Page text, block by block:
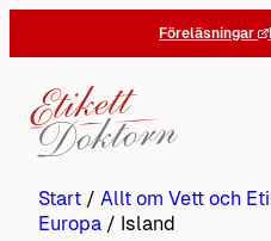
Föreläsningar
Start / Allt om Vett och
Europa / Island